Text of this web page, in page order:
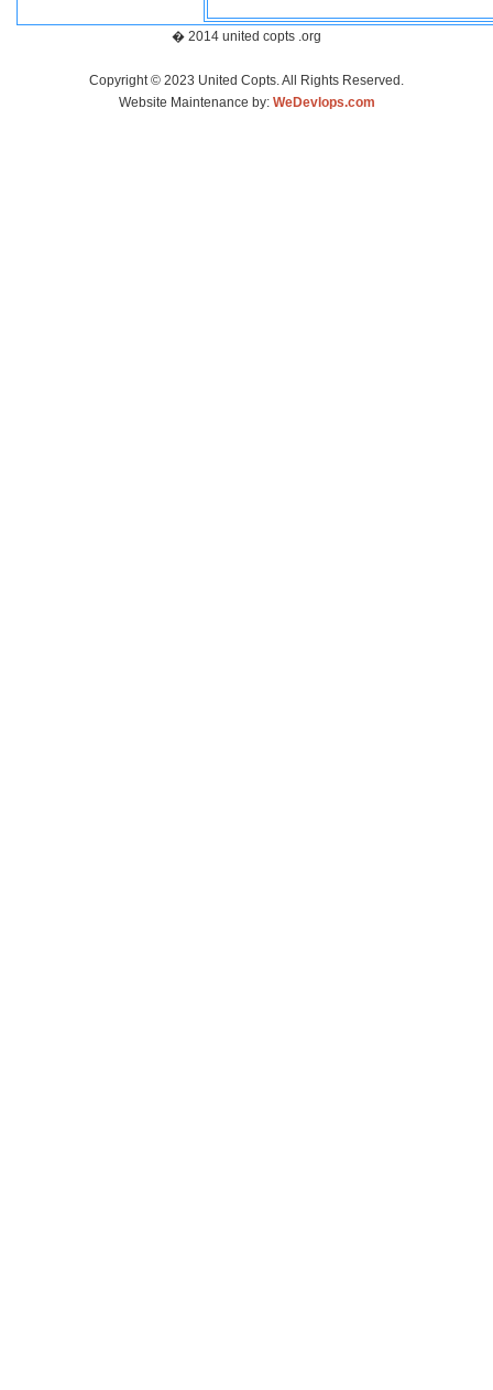
� 2014 united copts .org
Copyright © 2023 United Copts. All Rights Reserved.
Website Maintenance by: WeDevlops.com